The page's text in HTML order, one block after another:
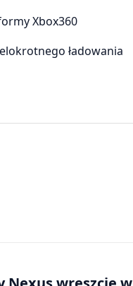
Xbox360
ładowania